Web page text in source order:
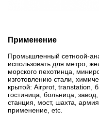
Применение
Промышленный сетноой-
использовать для метро,
морского пехотинца,
изготовлению стали,
крытой: Airprot, transtation,
гостиница, больница,
станция, мост, шахта,
применение, etc.